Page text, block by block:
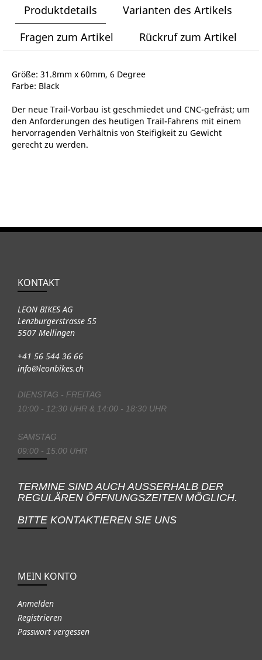
Produktdetails
Varianten des Artikels
Fragen zum Artikel
Rückruf zum Artikel
Größe: 31.8mm x 60mm, 6 Degree
Farbe: Black
Der neue Trail-Vorbau ist geschmiedet und CNC-gefräst; um
den Anforderungen des heutigen Trail-Fahrens mit einem
hervorragenden Verhältnis von Steifigkeit zu Gewicht
gerecht zu werden.
KONTAKT
LEON BIKES AG
Lenzburgerstrasse 55
5507 Mellingen
+41 56 544 36 66
info@leonbikes.ch
DIENSTAG - FREITAG
10:00 - 12:30 UHR & 14:00 - 18:30 UHR
SAMSTAG
09:00 - 15:00 UHR
TERMINE SIND AUCH AUSSERHALB DER
REGULÄREN ÖFFNUNGSZEITEN MÖGLICH.
BITTE KONTAKTIEREN SIE UNS
MEIN KONTO
Anmelden
Registrieren
Passwort vergessen